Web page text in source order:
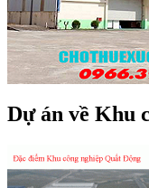
Dự án về Khu